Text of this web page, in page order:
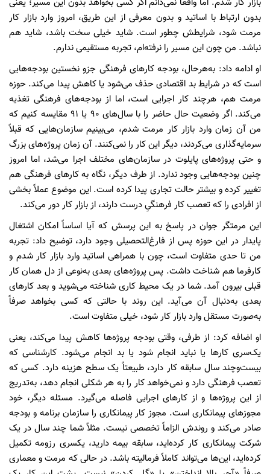
بدون ارتباط با اساتید و بدون معرفی از این طریق، امروز وارد بازار کار
مرمت شود، شرایطش چطور است. شاید خیلی سخت باشد، شاید هم
نباشد. من چون این مسیر را نرفته‌ام، تجربه مستقیمی ندارم.
او ادامه داد: به‌هرحال، بودجه کارهای فرهنگی جزو نخستین بودجه‌هایی
است که در شرایط بد اقتصادی حذف می‌شود یا کاهش پیدا می‌کند. حوزه
مرمت هم، هرچند کار اجرایی است، اما از بودجه‌های فرهنگی تغذیه
می‌کند. اگر وضعیت حال حاضر را با سال‌های ۹۰ یا ۹۱ مقایسه کنیم که
من آن زمان وارد بازار کار مرمت شدم، می‌بینیم سازمان‌هایی که قبلاً
سرمایه‌گذاری می‌کردند، دیگر این کار را نمی‌کنند. آن زمان پروژه‌های بزرگ
و حتی پروژه‌های پایلوت در سازمان‌های مختلف اجرا می‌شد، اما امروز
چنین بودجه‌هایی وجود ندارد. از طرف دیگر، نگاه به کارهای فرهنگی هم
تغییر کرده و بیشتر حالت تجاری پیدا کرده است. این موضوع عملاً بخشی
از افرادی را که تعصب کار فرهنگیِ درست دارند، از بازار کار دور می‌کند.
این مرمتگر جوان در پاسخ به این پرسش که آیا اساساً امکان اشتغال
پایدار در این حوزه پس از فارغ‌التحصیلی وجود دارد، توضیح داد: تجربه
من تا حدی متفاوت است، چون با همراهی اساتید وارد بازار کار شدم و
کارفرما هم شناخت داشت. پس پروژه‌های بعدی به‌نوعی از دل همان کار
قبلی بیرون آمد. شما در یک محیط کاری شناخته می‌شوید و بعد کارهای
بعدی به‌دنبال آن می‌آید. این روند با حالتی که کسی بخواهد صرفاً
به‌صورت مستقل وارد بازار کار شود، خیلی متفاوت است.
او اضافه کرد: از طرفی، وقتی بودجه پروژه‌ها کاهش پیدا می‌کند، یعنی
یک‌سری کارها یا نباید انجام شود یا بد انجام می‌شود. کارشناسی که
بیست‌وچند سال سابقه کار دارد، طبیعتاً یک سطح هزینه دارد. کسی که
تعصب فرهنگی دارد و نمی‌خواهد کار را به هر شکلی انجام دهد، به‌تدریج
از این پروژه‌ها و از کارهای اجرایی فاصله می‌گیرد. مسئله دیگر، خود
مجوزهای پیمانکاری است. مجوز کار پیمانکاری را سازمان برنامه و بودجه
صادر می‌کند و روندش الزاماً تخصصی نیست. مثلاً شما چند سال در یک
شرکت پیمانکاری کار کرده‌اید، سابقه بیمه دارید، یکسری رزومه تکمیل
کرده‌اید، این‌ها می‌تواند کاملاً فرمالیته باشد. در حالی که مرمت و معماری